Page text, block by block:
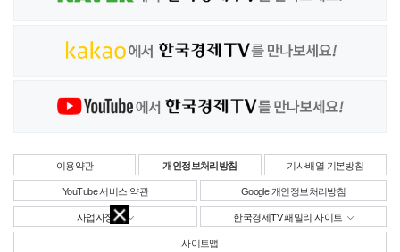
이용약관 개인정보처리방침 기사배열 기본방침
YouTube 서비스 약관 Google 개인정보처리방침
사업자정보 한국경제TV 패밀리 사이트
사이트맵